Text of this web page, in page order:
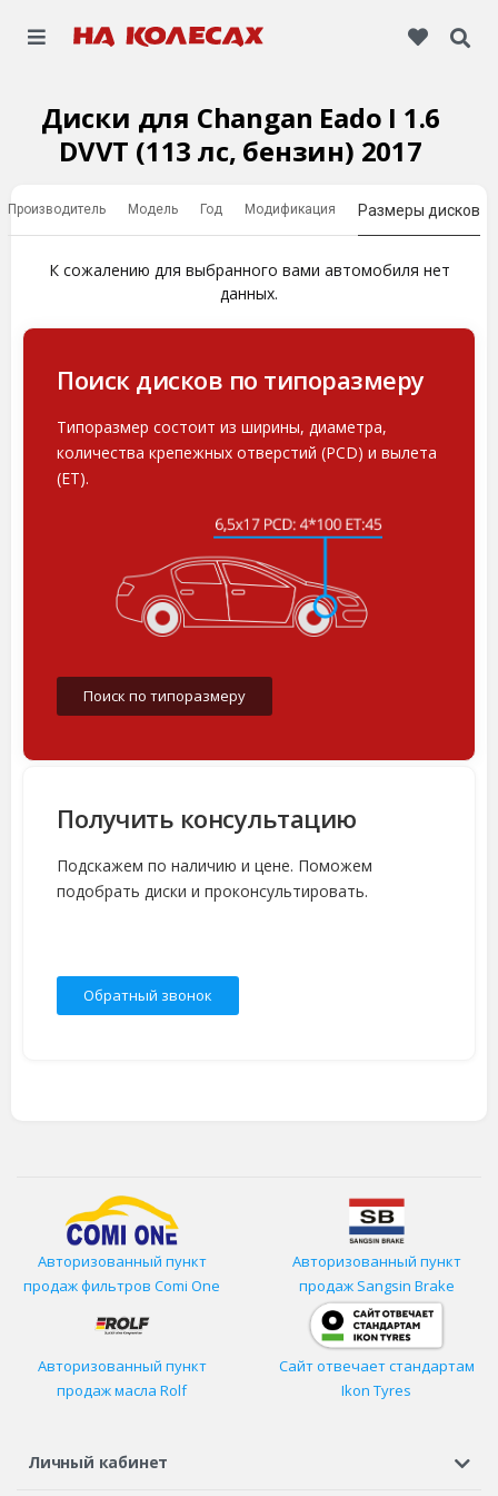
Диски для Changan Eado I 1.6
DVVT (113 лс, бензин) 2017
Производитель Модель Год Модификация Размеры дисков
К сожалению для выбранного вами автомобиля нет
данных.
Поиск дисков по типоразмеру
Типоразмер состоит из ширины, диаметра,
количества крепежных отверстий (PCD) и вылета
(ET).
Поиск по типоразмеру
Получить консультацию
Подскажем по наличию и цене. Поможем
подобрать диски и проконсультировать.
Обратный звонок
Авторизованный пункт
продаж фильтров Comi One
Авторизованный пункт
продаж Sangsin Brake
Авторизованный пункт
продаж масла Rolf
Сайт отвечает стандартам
Ikon Tyres
Личный кабинет